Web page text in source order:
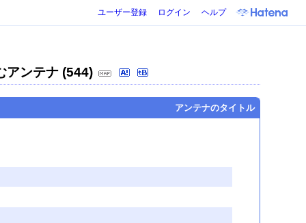
ユーザー登録 ログイン ヘルプ
アンテナ (544)
アンテナのタイトル